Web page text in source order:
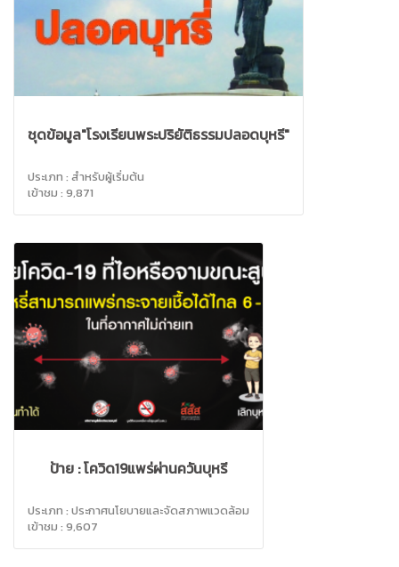
ชุดข้อมูล"โรงเรียนพระปริยัติธรรมปลอดบุหรี่"
ประเภท : สำหรับผู้เริ่มต้น
เข้าชม : 9,871
ป้าย : โควิด19แพร่ผ่านควันบุหรี่
ประเภท : ประกาศนโยบายและจัดสภาพแวดล้อม
เข้าชม : 9,607